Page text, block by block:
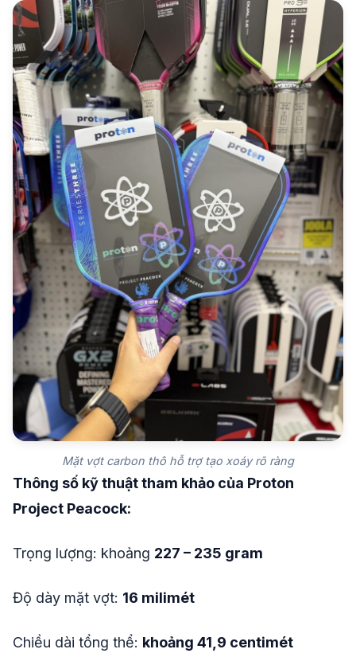
Mặt vợt carbon thô hỗ trợ tạo xoáy rõ ràng
Thông số kỹ thuật tham khảo của Proton
Project Peacock:
Trọng lượng: khoảng 227 – 235 gram
Độ dày mặt vợt: 16 milimét
Chiều dài tổng thể: khoảng 41,9 centimét